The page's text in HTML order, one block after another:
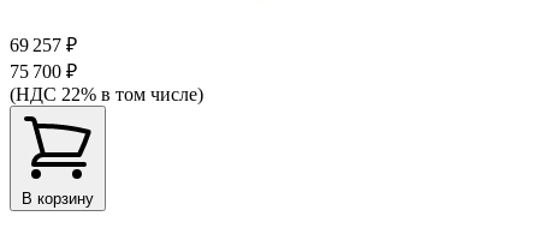
69 257 ₽
75 700 ₽
(НДС 22% в том числе)
В корзину